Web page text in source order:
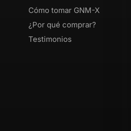
Cómo tomar GNM-X
¿Por qué comprar?
Testimonios